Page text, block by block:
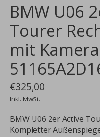
BMW U06
Tourer
mit Kamera
€325,00
Inkl. MwSt.
BMW U06 2er Active
Kompletter